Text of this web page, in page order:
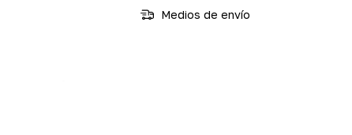
Medios de envío